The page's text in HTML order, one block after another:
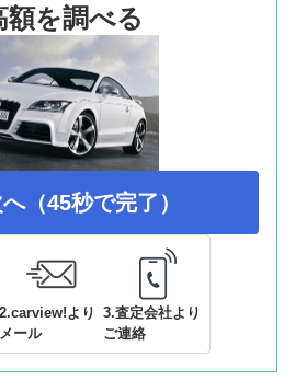
額を調べる
（45秒で完了）
2.carview!より
メール
3.査定会社より
ご連絡